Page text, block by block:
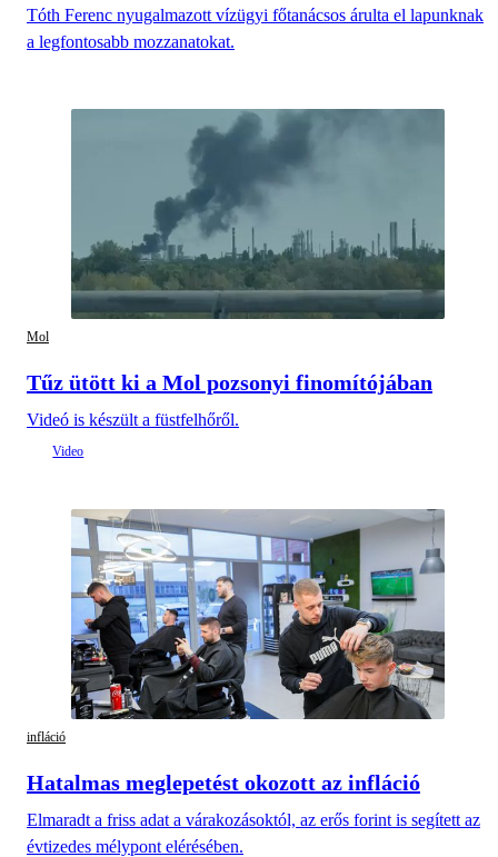
Tóth Ferenc nyugalmazott vízügyi főtanácsos árulta el lapunknak
a legfontosabb mozzanatokat.
Mol
Tűz ütött ki a Mol pozsonyi finomítójában
Videó is készült a füstfelhőről.
infláció
Hatalmas meglepetést okozott az infláció
Elmaradt a friss adat a várakozásoktól, az erős forint is segített az
évtizedes mélypont elérésében.